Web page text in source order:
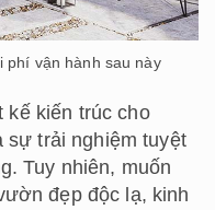
phí vận hành sau này
kế kiến trúc cho
sự trải nghiệm tuyệt
Tuy nhiên, muốn
đẹp độc lạ, kinh